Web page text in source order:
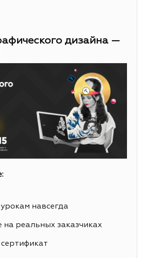
дизайна —
навсегда
на реальных заказчиках